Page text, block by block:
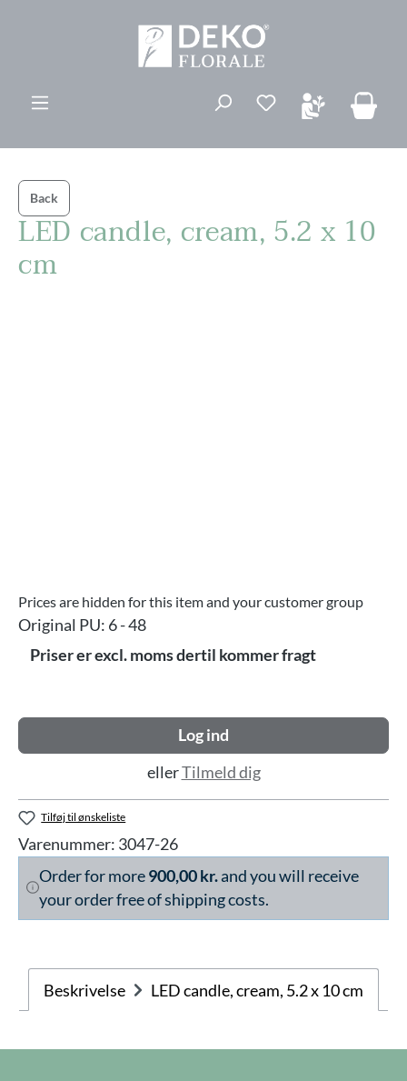
Du har 0
Back
LED candle, cream, 5.2 x 10
cm
Prices are hidden for this item and your customer group
Original PU: 6 - 48
Priser er excl. moms dertil kommer fragt
Log ind
ellerTilmeld dig
Tilføj til ønskeliste
Varenummer: 3047-26
Order for more900,00 kr.and you will receive
your order free of shipping costs.
Beskrivelse LED candle, cream, 5.2 x 10 cm